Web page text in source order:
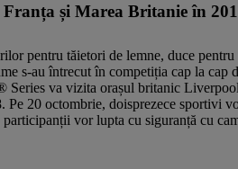
și Marea Britanie în
pentru tăietori de lemne, duce
s-au întrecut în competiția cap la
va vizita orașul britanic
Pe 20 octombrie, doisprezece sportivi
vor lupta cu siguranță cu